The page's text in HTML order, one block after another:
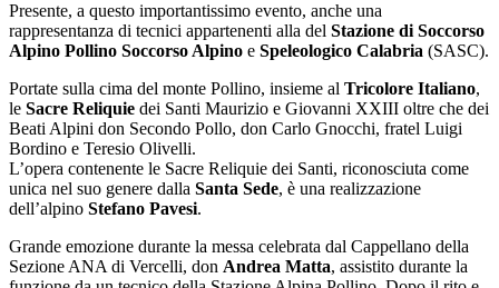
Presente, a questo importantissimo evento, anche una
rappresentanza di tecnici appartenenti alla del Stazione di Soccorso
Alpino Pollino Soccorso Alpino e Speleologico Calabria (SASC).
Portate sulla cima del monte Pollino, insieme al Tricolore Italiano,
le Sacre Reliquie dei Santi Maurizio e Giovanni XXIII oltre che dei
Beati Alpini don Secondo Pollo, don Carlo Gnocchi, fratel Luigi
Bordino e Teresio Olivelli.
L’opera contenente le Sacre Reliquie dei Santi, riconosciuta come
unica nel suo genere dalla Santa Sede, è una realizzazione
dell’alpino Stefano Pavesi.
Grande emozione durante la messa celebrata dal Cappellano della
Sezione ANA di Vercelli, don Andrea Matta, assistito durante la